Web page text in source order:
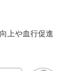
上や血行促進